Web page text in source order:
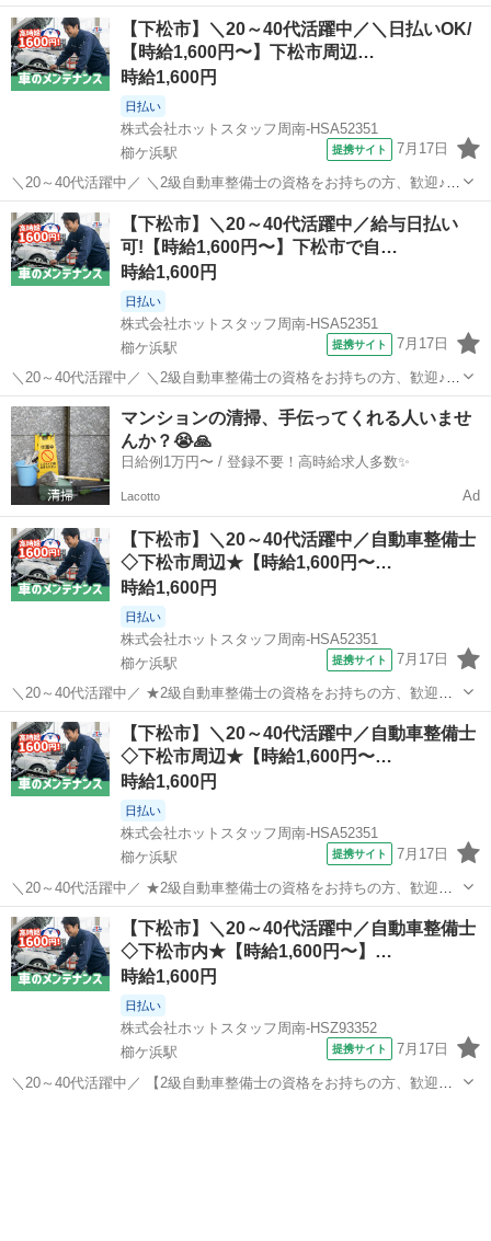
自動車の点検、修理、部品交換などを、 軽自動車から普通車まで対応
していただきます! 地域で長く愛される安定した大手ディーラーで あ
なたの資格と経験を活か...
山口 下松市 櫛ケ浜駅
【下松市】＼20～40代活躍中／＼日払いOK/
【時給1,600円〜】下松市周辺…
時給1,600円
日払い
株式会社ホットスタッフ周南-HSA52351
櫛ケ浜駅
提携サイト 7月17日
＼20～40代活躍中／ ＼2級自動車整備士の資格をお持ちの方、歓迎♪/
自動車の点検、修理、部品交換や、 軽自動車から普通車まで対応して
いただきます! 地域で長く愛される安定した大手ディーラーで あなた
の資格と経験を活かす...
山口 下松市 櫛ケ浜駅
【下松市】＼20～40代活躍中／給与日払い
可!【時給1,600円〜】下松市で自…
時給1,600円
日払い
株式会社ホットスタッフ周南-HSA52351
櫛ケ浜駅
提携サイト 7月17日
＼20～40代活躍中／ ＼2級自動車整備士の資格をお持ちの方、歓迎♪/
自動車の点検、修理、部品交換などを、 軽自動車から普通車まで対応
していただきます! 地域で長く愛される安定した大手ディーラーで あ
なたの資格と経験を活...
山口 下松市 その他
マンションの清掃、手伝ってくれる人いませ
んか？😭🙏
日給例1万円〜 / 登録不要！高時給求人多数✨
Lacotto Ad
【下松市】＼20～40代活躍中／自動車整備士
◇下松市周辺★【時給1,600円〜…
時給1,600円
日払い
株式会社ホットスタッフ周南-HSA52351
櫛ケ浜駅
提携サイト 7月17日
＼20～40代活躍中／ ★2級自動車整備士の資格をお持ちの方、歓迎★
自動車の点検、修理、部品交換といった、 軽自動車から普通車まで対
応していただきます! 地域で長く愛される安定した大手ディーラーで
あなたの資格と経験を活...
山口 下松市 櫛ケ浜駅
【下松市】＼20～40代活躍中／自動車整備士
◇下松市周辺★【時給1,600円〜…
時給1,600円
日払い
株式会社ホットスタッフ周南-HSA52351
櫛ケ浜駅
提携サイト 7月17日
＼20～40代活躍中／ ★2級自動車整備士の資格をお持ちの方、歓迎★
自動車の点検、修理、部品交換といった、 軽自動車から普通車まで対
応していただきます! 地域で長く愛される安定した大手ディーラーで
あなたの資格と経験を活...
山口 下松市 櫛ケ浜駅
【下松市】＼20～40代活躍中／自動車整備士
◇下松市内★【時給1,600円〜】…
時給1,600円
日払い
株式会社ホットスタッフ周南-HSZ93352
櫛ケ浜駅
提携サイト 7月17日
＼20～40代活躍中／ 【2級自動車整備士の資格をお持ちの方、歓迎】